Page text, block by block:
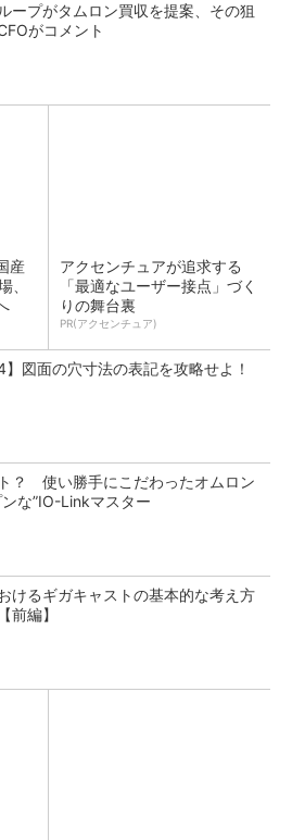
ープがタムロン買収を提案、その狙
がコメント
産
、
アクセンチュアが追求する
「最適なユーザー接点」づく
りの舞台裏
PR(アクセンチュア)
】図面の穴寸法の表記を攻略せよ！
？ 使い勝手にこだわったオムロン
な”IO-Linkマスター
けるギガキャストの基本的な考え方
前編】